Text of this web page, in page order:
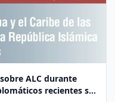
ALC durante
recientes se